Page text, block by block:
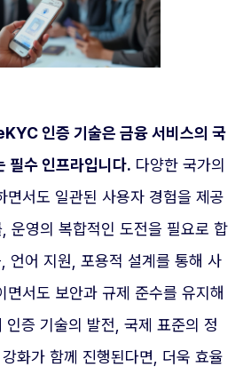
인증 기술은 금융 서비스의 국
필수 인프라입니다. 다양한 국가의
면서도 일관된 사용자 경험을 제공
운영의 복합적인 도전을 필요로 합
언어 지원, 포용적 설계를 통해 사
면서도 보안과 규제 준수를 유지해
증 기술의 발전, 국제 표준의 정
화가 함께 진행된다면, 더욱 효율